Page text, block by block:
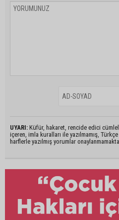
UYARI: Küfür, hakaret, rencide edici
içeren, imla kuralları ile yazılmamış,
harflerle yazılmış yorumlar